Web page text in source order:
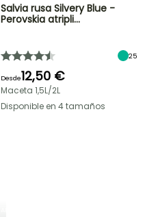
Salvia rusa Silvery Blue -
Perovskia atripli…
25
Desde12,50 €
Maceta 1,5L/2L
Disponible en 4 tamaños